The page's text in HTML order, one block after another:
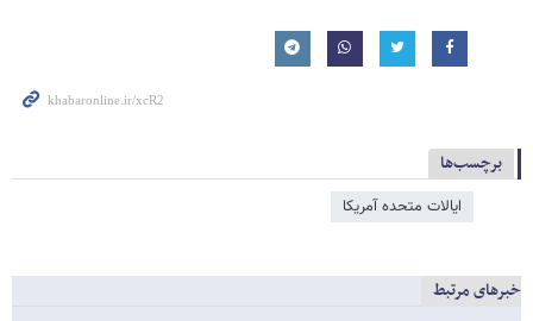
برچسب‌ها
ایالات متحده آمریکا
خبرهای مرتبط